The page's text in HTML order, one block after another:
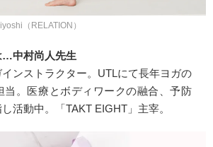
（RELATION）
…中村尚人先生
ンストラクター。UTLにて長年ヨガの
当。医療とボディワークの融合、予防
活動中。「TAKT EIGHT」主宰。